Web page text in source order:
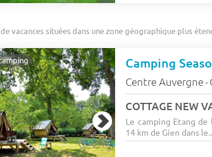
vacances situées dans une zone géographique plus
Camping
Centre Auvergne-
COTTAGE NEW
Le camping Etang de
14 km de Gien dans